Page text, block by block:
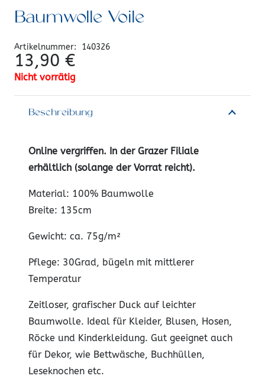
Baumwolle Voile
Artikelnummer: 140326
13,90 €
Nicht vorrätig
Beschreibung
Online vergriffen. In der Grazer Filiale
erhältlich (solange der Vorrat reicht).
Material: 100% Baumwolle
Breite: 135cm
Gewicht: ca. 75g/m²
Pflege: 30Grad, bügeln mit mittlerer
Temperatur
Zeitloser, grafischer Duck auf leichter
Baumwolle. Ideal für Kleider, Blusen, Hosen,
Röcke und Kinderkleidung. Gut geeignet auch
für Dekor, wie Bettwäsche, Buchhüllen,
Leseknochen etc.